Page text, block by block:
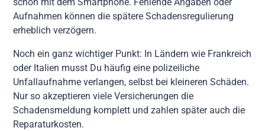
schon mit dem Smartphone. Fehlende Angaben oder
Aufnahmen können die spätere Schadensregulierung
erheblich verzögern.
Noch ein ganz wichtiger Punkt: In Ländern wie Frankreich
oder Italien musst Du häufig eine polizeiliche
Unfallaufnahme verlangen, selbst bei kleineren Schäden.
Nur so akzeptieren viele Versicherungen die
Schadensmeldung komplett und zahlen später auch die
Reparaturkosten.